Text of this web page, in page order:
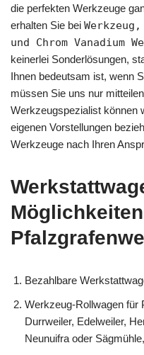
die perfekten Werkzeuge
erhalten Sie bei
und Chrom Vanadium
keinerlei Sonderlösungen,
Ihnen bedeutsam ist, wenn
müssen Sie uns nur
Werkzeugspezialist können
eigenen Vorstellungen
Werkzeuge nach Ihren
Bezahlbare
Werkzeug-Rollwagen für
Durrweiler, Edelweiler,
Neunuifra oder